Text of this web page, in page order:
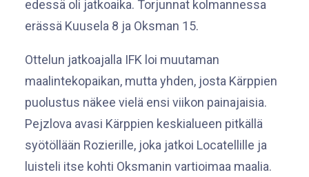
edessä oli jatkoaika. Torjunnat kolmannessa
erässä Kuusela 8 ja Oksman 15.
Ottelun jatkoajalla IFK loi muutaman
maalintekopaikan, mutta yhden, josta Kärppien
puolustus näkee vielä ensi viikon painajaisia.
Pejzlova avasi Kärppien keskialueen pitkällä
syötöllään Rozierille, joka jatkoi Locatellille ja
luisteli itse kohti Oksmanin vartioimaa maalia.